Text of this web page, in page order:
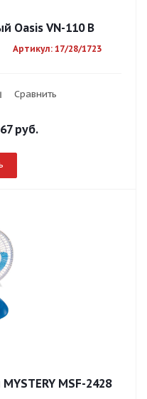
Оasis VN-110 B
Артикул: 17/28/1723
Сравнить
руб.
MSF-2428